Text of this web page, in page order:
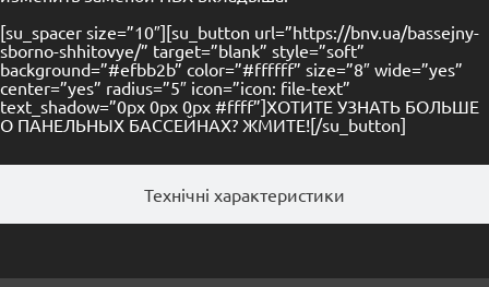
Технічні характеристики
[su_spacer size=”10″][su_button url=”https://bnv.ua/bassejny-
sborno-shhitovye/” target=”blank” style=”soft”
background=”#efbb2b” color=”#ffffff” size=”8″ wide=”yes”
center=”yes” radius=”5″ icon=”icon: file-text”
text_shadow=”0px 0px 0px #ffff”]ХОТИТЕ УЗНАТЬ БОЛЬШЕ
О ПАНЕЛЬНЫХ БАССЕЙНАХ? ЖМИТЕ![/su_button]